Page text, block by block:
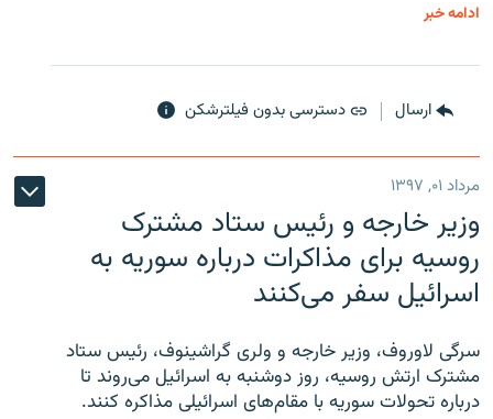
ادامه خبر
ارسال دسترسی بدون فیلترشکن
مرداد ۰۱, ۱۳۹۷
وزیر خارجه و رئیس‌ ستاد مشترک
روسیه برای مذاکرات درباره سوریه به
اسرائیل سفر می‌کنند
سرگی لاوروف، وزیر خارجه و ولری گراشینوف، رئیس ستاد
مشترک ارتش روسیه، روز دوشنبه به اسرائیل می‌روند تا
درباره تحولات سوریه با مقام‌های اسرائیلی مذاکره کنند.